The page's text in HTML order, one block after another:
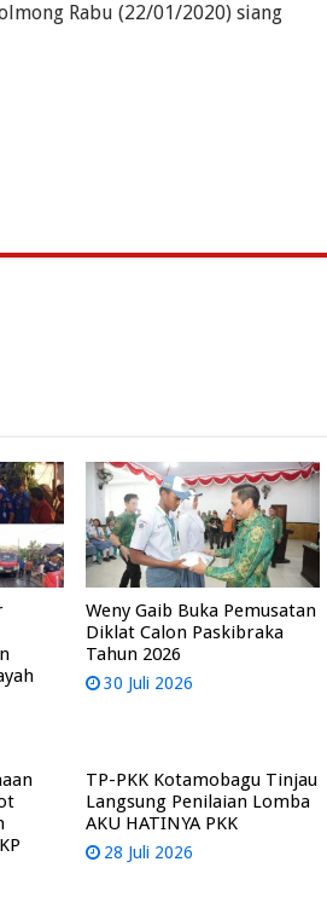
Rabu (22/01/2020) siang
Weny Gaib Buka Pemusatan
Diklat Calon Paskibraka
Tahun 2026
30 Juli 2026
TP-PKK Kotamobagu Tinjau
Langsung Penilaian Lomba
AKU HATINYA PKK
28 Juli 2026